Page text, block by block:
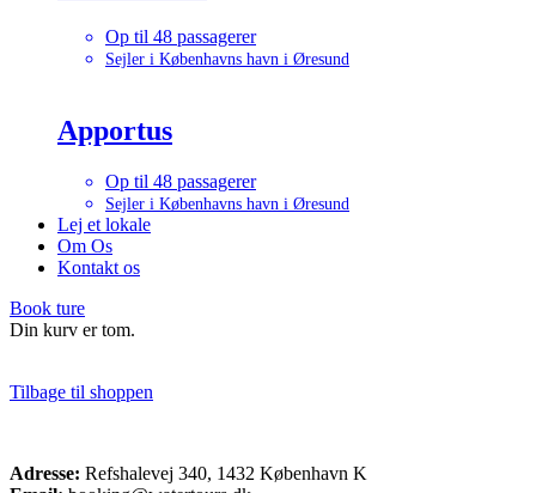
Op til 48 passagerer
Sejler i Københavns havn i Øresund
Apportus
Op til 48 passagerer
Sejler i Københavns havn i Øresund
Lej et lokale
Om Os
Kontakt os
Book ture
Din kurv er tom.
Tilbage til shoppen
Adresse: Refshalevej 340, 1432 København K